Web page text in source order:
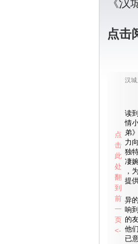
《
点击
汉
近
读
情
弟
力
独
凄
，
提
小
异
响
的
他
已
点
击
此
处
翻
到
前
一
页
<-